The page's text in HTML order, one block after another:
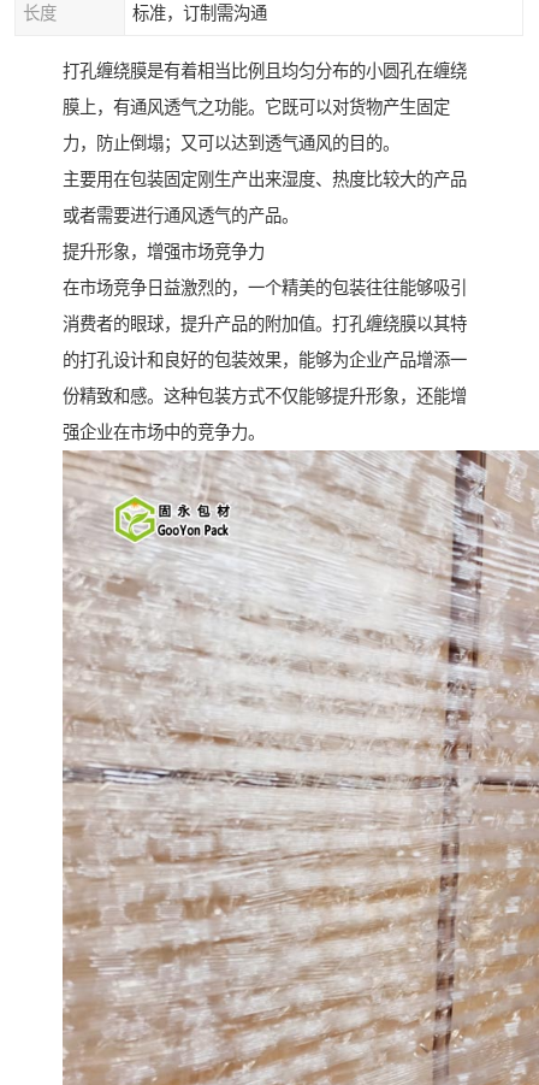
长度 标准，订制需沟通
打孔缠绕膜是有着相当比例且均匀分布的小圆孔在缠绕
膜上，有通风透气之功能。它既可以对货物产生固定
力，防止倒塌；又可以达到透气通风的目的。
主要用在包装固定刚生产出来湿度、热度比较大的产品
或者需要进行通风透气的产品。
提升形象，增强市场竞争力
在市场竞争日益激烈的，一个精美的包装往往能够吸引
消费者的眼球，提升产品的附加值。打孔缠绕膜以其特
的打孔设计和良好的包装效果，能够为企业产品增添一
份精致和感。这种包装方式不仅能够提升形象，还能增
强企业在市场中的竞争力。